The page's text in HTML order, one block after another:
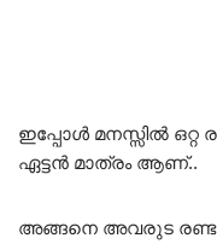
ഇപ്പോൾ മനസ്സിൽ
ഏട്ടൻ മാത്രം ആണ്..
അങ്ങനെ അവരുട